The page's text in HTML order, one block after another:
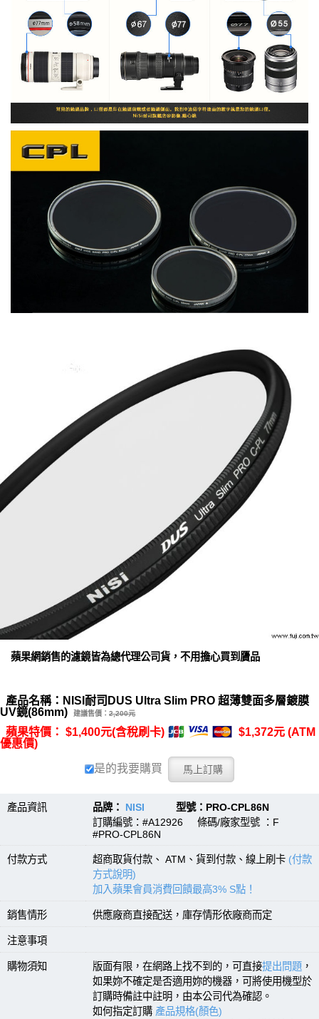
蘋果網銷售的濾鏡皆為總代理公司貨，不用擔心買到贗品
產品名稱：NISI耐司DUS Ultra Slim PRO 超薄雙面多層鍍膜
UV鏡(86mm)
建議售價： 2,200元
蘋果特價： $1,400元(含稅刷卡)
$1,372元 (ATM
優惠價)
是的我要購買
產品資訊 品牌： NISI 型號：PRO-CPL86N
訂購編號：#A12926 條碼/廠家型號 ：F
#PRO-CPL86N
付款方式 超商取貨付款、 ATM、貨到付款、線上刷卡 (付款
方式說明)
加入蘋果會員消費回饋最高3% S點！
銷售情形 供應廠商直接配送，庫存情形依廠商而定
注意事項
購物須知 版面有限，在網路上找不到的，可直接提出問題 ，
如果妳不確定是否適用妳的機器，可將使用機型於
訂購時備註中註明，由本公司代為確認。
如何指定訂購 產品規格(顏色)